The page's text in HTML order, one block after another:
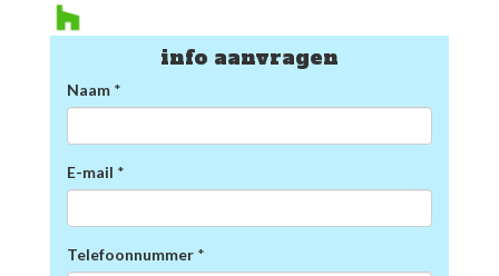
info aanvragen
Naam *
E-mail *
Telefoonnummer *